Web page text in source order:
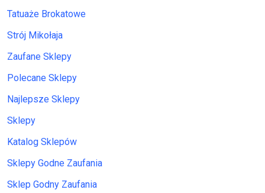
Tatuaże Brokatowe
Strój Mikołaja
Zaufane Sklepy
Polecane Sklepy
Najlepsze Sklepy
Sklepy
Katalog Sklepów
Sklepy Godne Zaufania
Sklep Godny Zaufania